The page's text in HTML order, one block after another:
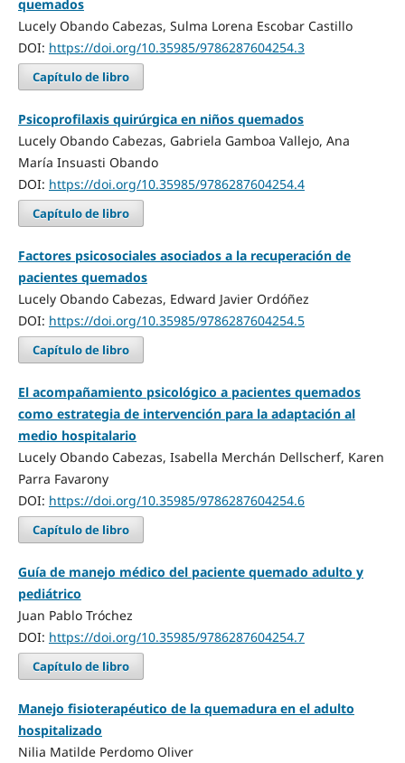
quemados
Lucely Obando Cabezas, Sulma Lorena Escobar Castillo
DOI: https://doi.org/10.35985/9786287604254.3
Capítulo de libro
Psicoprofilaxis quirúrgica en niños quemados
Lucely Obando Cabezas, Gabriela Gamboa Vallejo, Ana
María Insuasti Obando
DOI: https://doi.org/10.35985/9786287604254.4
Capítulo de libro
Factores psicosociales asociados a la recuperación de
pacientes quemados
Lucely Obando Cabezas, Edward Javier Ordóñez
DOI: https://doi.org/10.35985/9786287604254.5
Capítulo de libro
El acompañamiento psicológico a pacientes quemados
como estrategia de intervención para la adaptación al
medio hospitalario
Lucely Obando Cabezas, Isabella Merchán Dellscherf, Karen
Parra Favarony
DOI: https://doi.org/10.35985/9786287604254.6
Capítulo de libro
Guía de manejo médico del paciente quemado adulto y
pediátrico
Juan Pablo Tróchez
DOI: https://doi.org/10.35985/9786287604254.7
Capítulo de libro
Manejo fisioterapéutico de la quemadura en el adulto
hospitalizado
Nilia Matilde Perdomo Oliver